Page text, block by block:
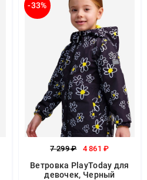
-33%
7 299 ₽ 4 861 ₽
Ветровка PlayToday для
девочек, Черный